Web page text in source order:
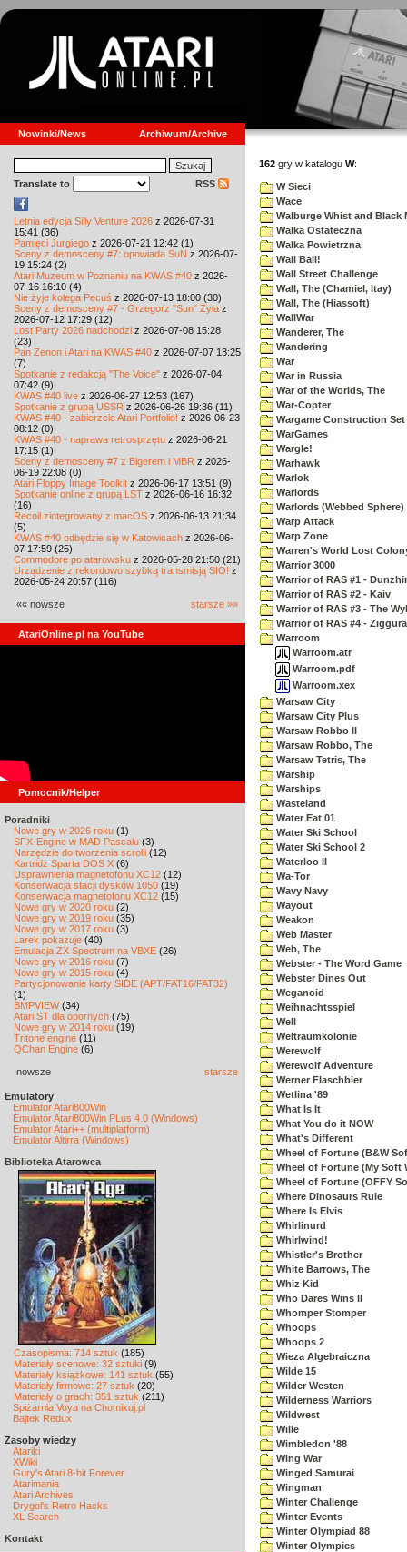
Nowinki/News Archiwum/Archive
Translate to RSS
Letnia edycja Silly Venture 2026 z 2026-07-31
15:41 (36)
Pamięci Jurgiego z 2026-07-21 12:42 (1)
Sceny z demosceny #7: opowiada SuN z 2026-07-
19 15:24 (2)
Atari Muzeum w Poznaniu na KWAS #40 z 2026-
07-16 16:10 (4)
Nie żyje kolega Pecuś z 2026-07-13 18:00 (30)
Sceny z demosceny #7 - Grzegorz "Sun" Żyła z
2026-07-12 17:29 (12)
Lost Party 2026 nadchodzi z 2026-07-08 15:28
(23)
Pan Zenon i Atari na KWAS #40 z 2026-07-07 13:25
(7)
Spotkanie z redakcją "The Voice" z 2026-07-04
07:42 (9)
KWAS #40 live z 2026-06-27 12:53 (167)
Spotkanie z grupą USSR z 2026-06-26 19:36 (11)
KWAS #40 - zabierzcie Atari Portfolio! z 2026-06-23
08:12 (0)
KWAS #40 - naprawa retrosprzętu z 2026-06-21
17:15 (1)
Sceny z demosceny #7 z Bigerem i MBR z 2026-
06-19 22:08 (0)
Atari Floppy Image Toolkit z 2026-06-17 13:51 (9)
Spotkanie online z grupą LST z 2026-06-16 16:32
(16)
Recoil zintegrowany z macOS z 2026-06-13 21:34
(5)
KWAS #40 odbędzie się w Katowicach z 2026-06-
07 17:59 (25)
Commodore po atarowsku z 2026-05-28 21:50 (21)
Urządzenie z rekordowo szybką transmisją SIO! z
2026-05-24 20:57 (116)
«« nowsze starsze »»
AtariOnline.pl na YouTube
Pomocnik/Helper
Poradniki
Nowe gry w 2026 roku (1)
SFX-Engine w MAD Pascalu (3)
Narzędzie do tworzenia scrolli (12)
Kartridż Sparta DOS X (6)
Usprawnienia magnetofonu XC12 (12)
Konserwacja stacji dysków 1050 (19)
Konserwacja magnetofonu XC12 (15)
Nowe gry w 2020 roku (2)
Nowe gry w 2019 roku (35)
Nowe gry w 2017 roku (3)
Larek pokazuje (40)
Emulacja ZX Spectrum na VBXE (26)
Nowe gry w 2016 roku (7)
Nowe gry w 2015 roku (4)
Partycjonowanie karty SIDE (APT/FAT16/FAT32)
(1)
BMPVIEW(34)
Atari ST dla opornych (75)
Nowe gry w 2014 roku (19)
Tritone engine (11)
QChan Engine (6)
nowsze starsze
Emulatory
Emulator Atari800Win
Emulator Atari800Win PLus 4.0 (Windows)
Emulator Atari++ (multiplatform)
Emulator Altirra (Windows)
Biblioteka Atarowca
Czasopisma: 714 sztuk (185)
Materiały scenowe: 32 sztuki (9)
Materiały książkowe: 141 sztuk (55)
Materiały firmowe: 27 sztuk (20)
Materiały o grach: 351 sztuk (211)
Spiżarnia Voya na Chomikuj.pl
Bajtek Redux
Zasoby wiedzy
Atariki
XWiki
Gury's Atari 8-bit Forever
Atarimania
Atari Archives
Drygol's Retro Hacks
XL Search
Kontakt
162 gry w katalogu W:
W Sieci
Wace
Walburge Whist and Black
Walka Ostateczna
Walka Powietrzna
Wall Ball!
Wall Street Challenge
Wall, The (Chamiel, Itay)
Wall, The (Hiassoft)
WallWar
Wanderer, The
Wandering
War
War in Russia
War of the Worlds, The
War-Copter
Wargame Construction Set
WarGames
Wargle!
Warhawk
Warlok
Warlords
Warlords (Webbed Sphere)
Warp Attack
Warp Zone
Warren's World Lost
Warrior 3000
Warrior of RAS #1 -
Warrior of RAS #2 - Kaiv
Warrior of RAS #3 - The
Warrior of RAS #4 -
Warroom
Warroom.atr
Warroom.pdf
Warroom.xex
Warsaw City
Warsaw City Plus
Warsaw Robbo II
Warsaw Robbo, The
Warsaw Tetris, The
Warship
Warships
Wasteland
Water Eat 01
Water Ski School
Water Ski School 2
Waterloo II
Wa-Tor
Wavy Navy
Wayout
Weakon
Web Master
Web, The
Webster - The Word Game
Webster Dines Out
Weganoid
Weihnachtsspiel
Well
Weltraumkolonie
Werewolf
Werewolf Adventure
Werner Flaschbier
Wetlina '89
What Is It
What You do it NOW
What's Different
Wheel of Fortune (B&W
Wheel of Fortune (My Soft
Wheel of Fortune (OFFY
Where Dinosaurs Rule
Where Is Elvis
Whirlinurd
Whirlwind!
Whistler's Brother
White Barrows, The
Whiz Kid
Who Dares Wins II
Whomper Stomper
Whoops
Whoops 2
Wieza Algebraiczna
Wilde 15
Wilder Westen
Wilderness Warriors
Wildwest
Wille
Wimbledon '88
Wing War
Winged Samurai
Wingman
Winter Challenge
Winter Events
Winter Olympiad 88
Winter Olympics